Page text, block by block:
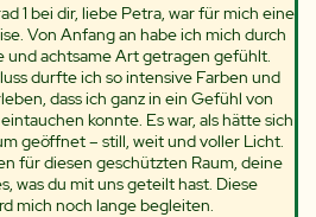
1 bei dir, liebe Petra, war für mich eine
Von Anfang an habe ich mich durch
und achtsame Art getragen gefühlt.
durfte ich so intensive Farben und
dass ich ganz in ein Gefühl von
konnte. Es war, als hätte sich
geöffnet – still, weit und voller Licht.
für diesen geschützten Raum, deine
was du mit uns geteilt hast. Diese
mich noch lange begleiten.